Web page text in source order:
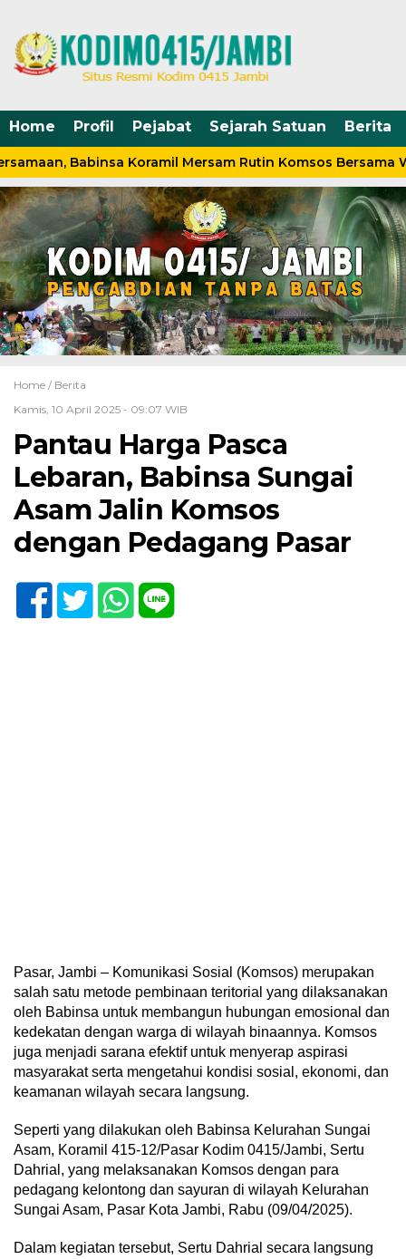
Home Profil Pejabat Sejarah Satuan Berita
Babinsa Koramil Mersam Rutin Komsos Bersama
Home / Berita
Kamis, 10 April 2025 - 09:07 WIB
Pantau Harga Pasca
Lebaran, Babinsa Sungai
Asam Jalin Komsos
dengan Pedagang Pasar
Pasar, Jambi – Komunikasi Sosial (Komsos) merupakan
salah satu metode pembinaan teritorial yang dilaksanakan
oleh Babinsa untuk membangun hubungan emosional dan
kedekatan dengan warga di wilayah binaannya. Komsos
juga menjadi sarana efektif untuk menyerap aspirasi
masyarakat serta mengetahui kondisi sosial, ekonomi, dan
keamanan wilayah secara langsung.
Seperti yang dilakukan oleh Babinsa Kelurahan Sungai
Asam, Koramil 415-12/Pasar Kodim 0415/Jambi, Sertu
Dahrial, yang melaksanakan Komsos dengan para
pedagang kelontong dan sayuran di wilayah Kelurahan
Sungai Asam, Pasar Kota Jambi, Rabu (09/04/2025).
Dalam kegiatan tersebut, Sertu Dahrial secara langsung